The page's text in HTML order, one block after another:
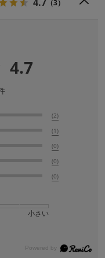
（3）
4.7
(2)
(1)
(0)
(0)
(0)
小さい